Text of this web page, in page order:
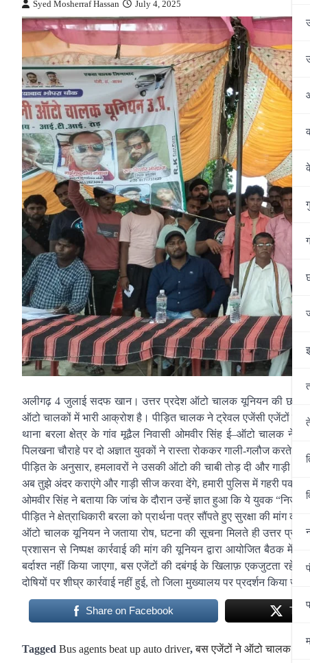
Syed Mosherraf Hassan July 4, 2025
अलीगढ़ 4 जुलाई सदफ खान। उत्तर प्रदेश ऑटो चालक यूनियन की छर्रा
ऑटो चालकों में भारी आक्रोश है। पीड़ित चालक ने ट्रेवल एजेंसी एजेंटों पर
थाना बरला क्षेत्र के गांव मूढैल निवासी ओमवीर सिंह ई–ऑटो चालक
पिलखना चौराहे पर दो अज्ञात युवकों ने रास्ता रोककर गाली-गलौज करते
पीड़ित के अनुसार, हमलावरों ने उसकी ऑटो की चाबी तोड़ दी और गाड़ी में
अब तुझे अंदर कराएंगे और गाड़ी सीज करवा देंगे, हमारी पुलिस में गहरी पकड़
ओमवीर सिंह ने बताया कि जांच के दौरान उन्हें ज्ञात हुआ कि ये युवक
पीड़ित ने क्षेत्राधिकारी बरला को प्रार्थना पत्र सौंपते हुए सुरक्षा की मांग
ऑटो चालक यूनियन ने जताया रोष, घटना की सूचना मिलते ही उत्तर
प्रशासन से निष्पक्ष कार्रवाई की मांग की यूनियन द्वारा आयोजित बैठक
बर्दाश्त नहीं किया जाएगा, बस एजेंटों की दबंगई के खिलाफ़ एकजुटता
दोषियों पर शीघ्र कार्रवाई नहीं हुई, तो जिला मुख्यालय पर प्रदर्शन किया
Share on Facebook
Tagged Bus agents beat up auto driver,बस एजेंटों ने ऑटो चालक से की